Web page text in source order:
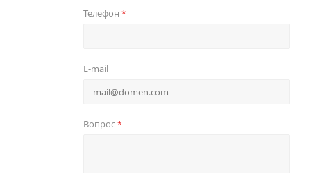
Телефон *
E-mail
Вопрос*